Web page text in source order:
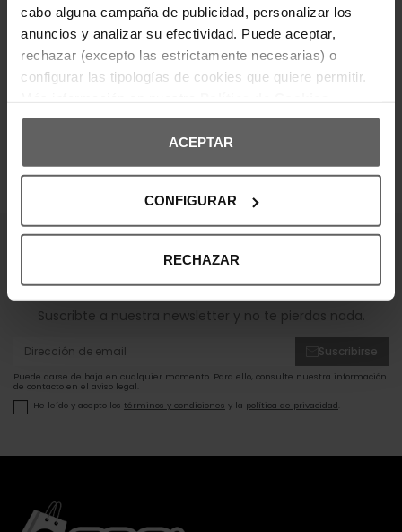
cabo alguna campaña de publicidad, personalizar los
anuncios y analizar su efectividad. Puede aceptar,
rechazar (excepto las estrictamente necesarias) o
configurar las tipologías de cookies que quiere permitir.
ACEPTAR
CONFIGURAR
RECHAZAR
DETALLES DEL PRODUCTO
DEVOLUCIONES Y CAMBIOS
OPINIONES DE CLIENTES
¡Entérate de todas las novedades y
ofertas!
Suscribte a nuestra newsletter y no te pierdas nada.
Suscribirse
Puede darse de baja en cualquier momento. Para ello, consulte nuestra información
de contacto en el aviso legal.
He leído y acepto los términos y condiciones y la política de privacidad